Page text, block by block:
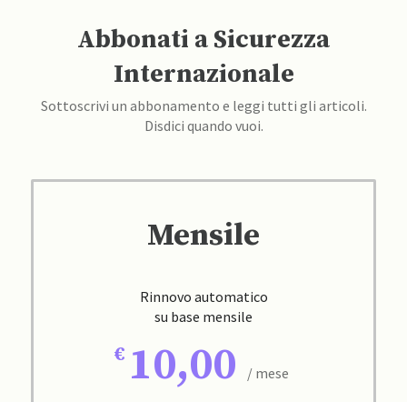
Abbonati a Sicurezza
Internazionale
Sottoscrivi un abbonamento e leggi tutti gli articoli.
Disdici quando vuoi.
Mensile
Rinnovo automatico
su base mensile
10,00 / mese